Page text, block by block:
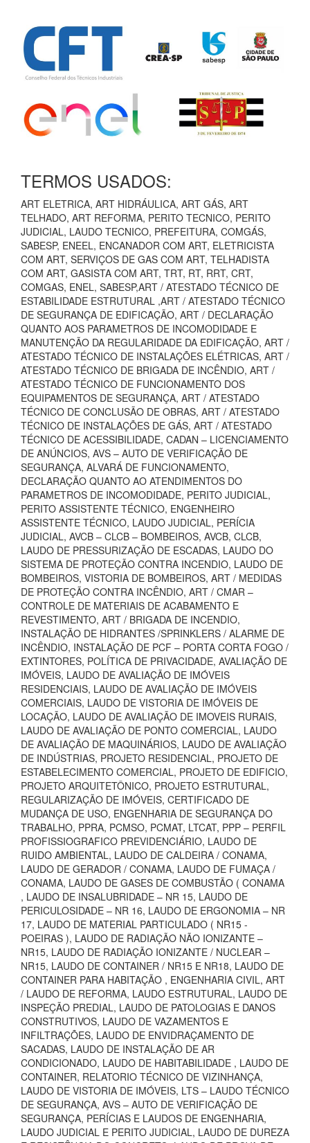
TERMOS USADOS:
ART ELETRICA, ART HIDRÁULICA, ART GÁS, ART
TELHADO, ART REFORMA, PERITO TECNICO, PERITO
JUDICIAL, LAUDO TECNICO, PREFEITURA, COMGÁS,
SABESP, ENEEL, ENCANADOR COM ART, ELETRICISTA
COM ART, SERVIÇOS DE GAS COM ART, TELHADISTA
COM ART, GASISTA COM ART, TRT, RT, RRT, CRT,
COMGAS, ENEL, SABESP,ART / ATESTADO TÉCNICO DE
ESTABILIDADE ESTRUTURAL ,ART / ATESTADO TÉCNICO
DE SEGURANÇA DE EDIFICAÇÃO, ART / DECLARAÇÃO
QUANTO AOS PARAMETROS DE INCOMODIDADE E
MANUTENÇÃO DA REGULARIDADE DA EDIFICAÇÃO, ART /
ATESTADO TÉCNICO DE INSTALAÇÕES ELÉTRICAS, ART /
ATESTADO TÉCNICO DE BRIGADA DE INCÊNDIO, ART /
ATESTADO TÉCNICO DE FUNCIONAMENTO DOS
EQUIPAMENTOS DE SEGURANÇA, ART / ATESTADO
TÉCNICO DE CONCLUSÃO DE OBRAS, ART / ATESTADO
TÉCNICO DE INSTALAÇÕES DE GÁS, ART / ATESTADO
TÉCNICO DE ACESSIBILIDADE, CADAN – LICENCIAMENTO
DE ANÚNCIOS, AVS – AUTO DE VERIFICAÇÃO DE
SEGURANÇA, ALVARÁ DE FUNCIONAMENTO,
DECLARAÇÃO QUANTO AO ATENDIMENTOS DO
PARAMETROS DE INCOMODIDADE, PERITO JUDICIAL,
PERITO ASSISTENTE TÉCNICO, ENGENHEIRO
ASSISTENTE TÉCNICO, LAUDO JUDICIAL, PERÍCIA
JUDICIAL, AVCB – CLCB – BOMBEIROS, AVCB, CLCB,
LAUDO DE PRESSURIZAÇÃO DE ESCADAS, LAUDO DO
SISTEMA DE PROTEÇÃO CONTRA INCENDIO, LAUDO DE
BOMBEIROS, VISTORIA DE BOMBEIROS, ART / MEDIDAS
DE PROTEÇÃO CONTRA INCÊNDIO, ART / CMAR –
CONTROLE DE MATERIAIS DE ACABAMENTO E
REVESTIMENTO, ART / BRIGADA DE INCENDIO,
INSTALAÇÃO DE HIDRANTES /SPRINKLERS / ALARME DE
INCÊNDIO, INSTALAÇÃO DE PCF – PORTA CORTA FOGO /
EXTINTORES, POLÍTICA DE PRIVACIDADE, AVALIAÇÃO DE
IMÓVEIS, LAUDO DE AVALIAÇÃO DE IMÓVEIS
RESIDENCIAIS, LAUDO DE AVALIAÇÃO DE IMÓVEIS
COMERCIAIS, LAUDO DE VISTORIA DE IMÓVEIS DE
LOCAÇÃO, LAUDO DE AVALIAÇÃO DE IMOVEIS RURAIS,
LAUDO DE AVALIAÇÃO DE PONTO COMERCIAL, LAUDO
DE AVALIAÇÃO DE MAQUINÁRIOS, LAUDO DE AVALIAÇÃO
DE INDÚSTRIAS, PROJETO RESIDENCIAL, PROJETO DE
ESTABELECIMENTO COMERCIAL, PROJETO DE EDIFICIO,
PROJETO ARQUITETÔNICO, PROJETO ESTRUTURAL,
REGULARIZAÇÃO DE IMÓVEIS, CERTIFICADO DE
MUDANÇA DE USO, ENGENHARIA DE SEGURANÇA DO
TRABALHO, PPRA, PCMSO, PCMAT, LTCAT, PPP – PERFIL
PROFISSIOGRAFICO PREVIDENCIÁRIO, LAUDO DE
RUIDO AMBIENTAL, LAUDO DE CALDEIRA / CONAMA,
LAUDO DE GERADOR / CONAMA, LAUDO DE FUMAÇA /
CONAMA, LAUDO DE GASES DE COMBUSTÃO ( CONAMA
, LAUDO DE INSALUBRIDADE – NR 15, LAUDO DE
PERICULOSIDADE – NR 16, LAUDO DE ERGONOMIA – NR
17, LAUDO DE MATERIAL PARTICULADO ( NR15 -
POEIRAS ), LAUDO DE RADIAÇÃO NÃO IONIZANTE –
NR15, LAUDO DE RADIAÇÃO IONIZANTE / NUCLEAR –
NR15, LAUDO DE CONTAINER / NR15 E NR18, LAUDO DE
CONTAINER PARA HABITAÇÃO , ENGENHARIA CIVIL, ART
/ LAUDO DE REFORMA, LAUDO ESTRUTURAL, LAUDO DE
INSPEÇÃO PREDIAL, LAUDO DE PATOLOGIAS E DANOS
CONSTRUTIVOS, LAUDO DE VAZAMENTOS E
INFILTRAÇÕES, LAUDO DE ENVIDRAÇAMENTO DE
SACADAS, LAUDO DE INSTALAÇÃO DE AR
CONDICIONADO, LAUDO DE HABITABILIDADE , LAUDO DE
CONTAINER, RELATORIO TÉCNICO DE VIZINHANÇA,
LAUDO DE VISTORIA DE IMÓVEIS, LTS – LAUDO TÉCNICO
DE SEGURANÇA, AVS – AUTO DE VERIFICAÇÃO DE
SEGURANÇA, PERÍCIAS E LAUDOS DE ENGENHARIA,
LAUDO JUDICIAL E PERITO JUDICIAL, LAUDO DE DUREZA